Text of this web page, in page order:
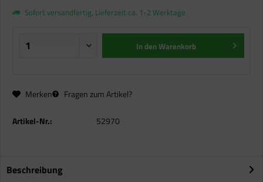
Sofort versandfertig, Lieferzeit ca. 1-2 Werktage
In denWarenkorb
Merken Fragen zum Artikel?
Artikel-Nr.: 52970
Beschreibung